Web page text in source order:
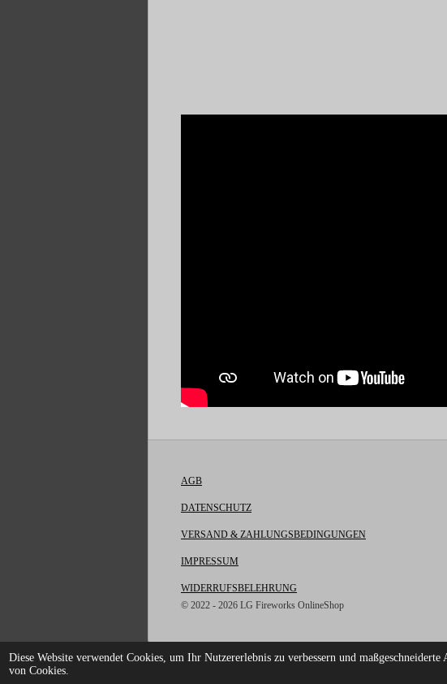
Diese Website verwendet Cookies, um Ihr Nutzererlebnis zu verbessern und
von Cookies.
AGB
DATENSCHUTZ
VERSAND & ZAHLUNGSBEDINGUNGEN
IMPRESSUM
WIDERRUFSBELEHRUNG
© 2022 - 2026 LG Fireworks OnlineShop